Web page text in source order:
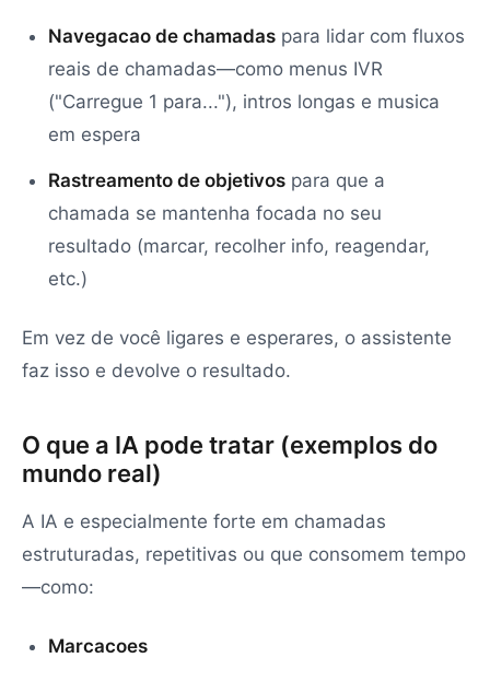
Navegacao de chamadas para lidar com fluxos
reais de chamadas—como menus IVR
("Carregue 1 para..."), intros longas e musica
em espera
Rastreamento de objetivos para que a
chamada se mantenha focada no seu
resultado (marcar, recolher info, reagendar,
etc.)
Em vez de você ligares e esperares, o assistente
faz isso e devolve o resultado.
O que a IA pode tratar (exemplos do
mundo real)
A IA e especialmente forte em chamadas
estruturadas, repetitivas ou que consomem tempo
—como:
Marcacoes